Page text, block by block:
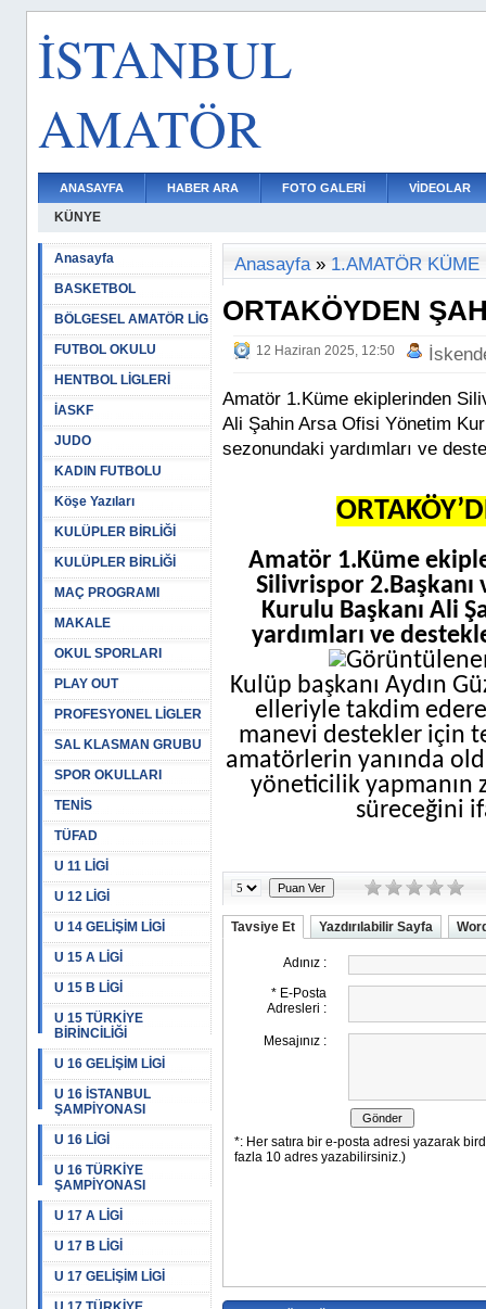
İSTANBUL
AMATÖR
ANASAYFA HABER ARA FOTO GALERİ VİDEOLAR
KÜNYE
Anasayfa
BASKETBOL
BÖLGESEL AMATÖR LİG
FUTBOL OKULU
HENTBOL LİGLERİ
İASKF
JUDO
KADIN FUTBOLU
Köşe Yazıları
KULÜPLER BİRLİĞİ
KULÜPLER BİRLİĞİ
MAÇ PROGRAMI
MAKALE
OKUL SPORLARI
PLAY OUT
PROFESYONEL LİGLER
SAL KLASMAN GRUBU
SPOR OKULLARI
TENİS
TÜFAD
U 11 LİGİ
U 12 LİGİ
U 14 GELİŞİM LİGİ
U 15 A LİGİ
U 15 B LİGİ
U 15 TÜRKİYE
BİRİNCİLİĞİ
U 16 GELİŞİM LİGİ
U 16 İSTANBUL
ŞAMPİYONASI
U 16 LİGİ
U 16 TÜRKİYE
ŞAMPİYONASI
U 17 A LİGİ
U 17 B LİGİ
U 17 GELİŞİM LİGİ
Anasayfa» 1.AMATÖR KÜME
ORTAKÖYDEN
12 Haziran 2025, 12:50
Amatör 1.Küme ekiplerinden
Ali Şahin Arsa Ofisi Yönetim
sezonundaki yardımları ve
Amatör 1.Küme
Silivrispor 2.Başkanı
Kurulu Başkanı Ali
yardımları ve
Kulüp başkanı Aydın
elleriyle takdim
manevi destekler için
amatörlerin yanında
yöneticilik yapmanın
süreceğini
Tavsiye Et Yazdırılabilir Sayfa